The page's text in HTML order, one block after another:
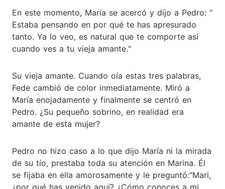
En este momento, María se acercó y dijo a Pedro: "
Estaba pensando en por qué te has apresurado
tanto. Ya lo veo, es natural que te comporte así
cuando ves a tu vieja amante."
Su vieja amante. Cuando oía estas tres palabras,
Fede cambió de color inmediatamente. Miró a
María enojadamente y finalmente se centró en
Pedro. ¿Su pequeño sobrino, en realidad era
amante de esta mujer?
Pedro no hizo caso a lo que dijo María ni la mirada
de su tío, prestaba toda su atención en Marina. Él
se fijaba en ella amorosamente y le preguntó:"Mari,
¿por qué has venido aquí? ¿Cómo conoces a mi